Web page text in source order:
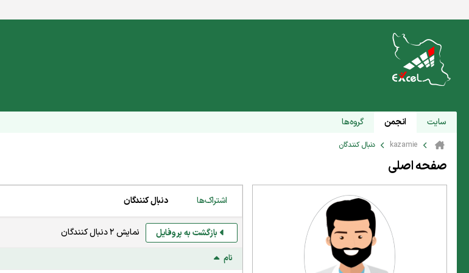
سایت انجمن گروه‌ها
kazamie دنبال کنندگان
صفحه اصلی
اشتراک‌ها دنبال کنندگان
بازگشت به پروفایل نمایش2دنبال کنندگان
نام